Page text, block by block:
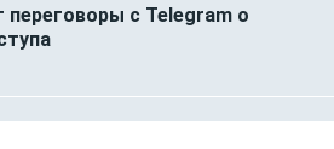
с Telegram о